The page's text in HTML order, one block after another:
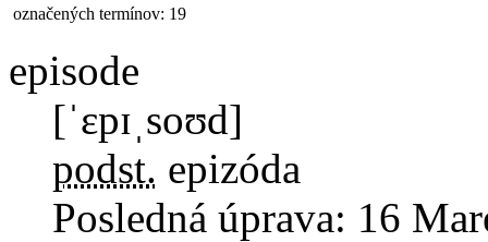
označených termínov: 19
episode
[ˈɛpɪˌsoʊd]
podst. epizóda
Posledná úprava: 16